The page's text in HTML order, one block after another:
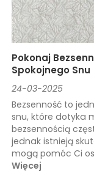
Pokonaj
Spokojnego Snu
24-03-2025
Bezsenność to
snu, które dotyka
bezsennością
jednak istnieją
mogą pomóc Ci
Więcej